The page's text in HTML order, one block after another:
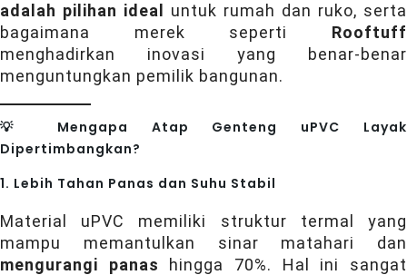
adalah pilihan ideal
untuk rumah dan ruko, serta
bagaimana merek seperti Rooftuff
menghadirkan inovasi yang benar-benar
menguntungkan pemilik bangunan.
💡 Mengapa Atap Genteng uPVC Layak
Dipertimbangkan?
1. Lebih Tahan Panas dan Suhu Stabil
Material uPVC memiliki struktur termal yang
mampu memantulkan sinar matahari dan
mengurangi panas hingga 70%. Hal ini sangat